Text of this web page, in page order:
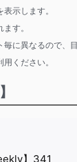
示します。
す。
に異なるので、
ください。